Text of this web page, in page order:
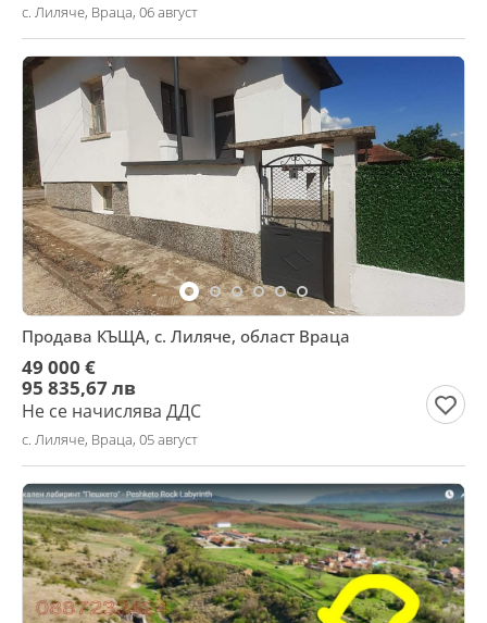
с. Лиляче, Враца, 06 август
Продава КЪЩА, с. Лиляче, област Враца
49 000 €
95 835,67 лв
Не се начислява ДДС
с. Лиляче, Враца, 05 август